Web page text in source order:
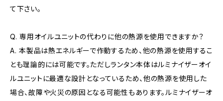
て下さい。
Q. 専用オイルユニットの代わりに他の熱源を使用できますか？
A. 本製品は熱エネルギーで作動するため、他の熱源を使用するこ
とも理論的には可能です。ただしランタン本体はルミナイザーオイ
ルユニットに最適な設計となっているため、他の熱源を使用した
場合、故障や火災の原因となる可能性もあります。ルミナイザーオ